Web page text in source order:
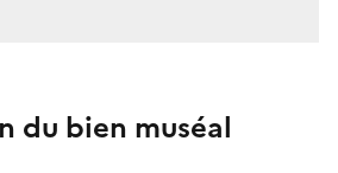
du bien muséal